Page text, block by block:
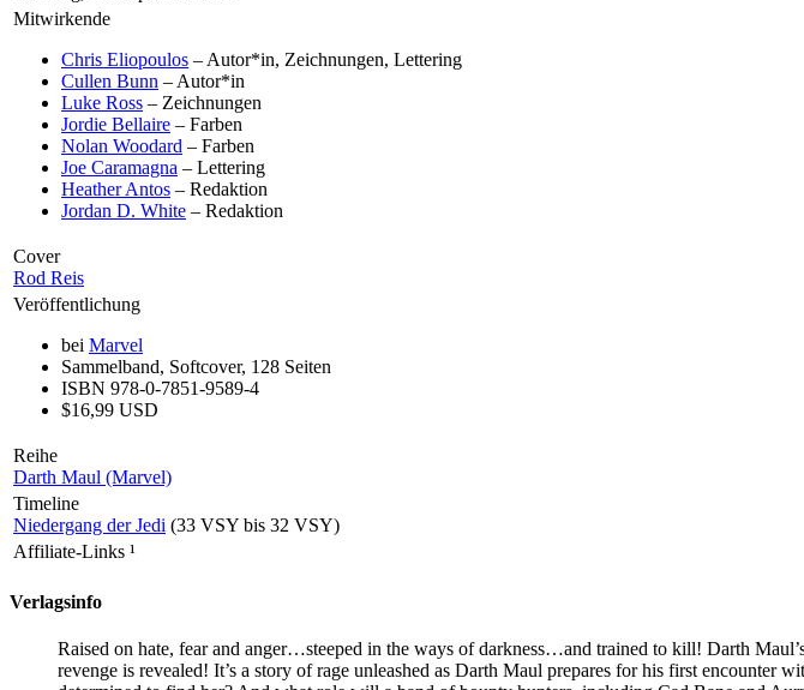
Mitwirkende
Chris Eliopoulos – Autor*in, Zeichnungen, Lettering
Cullen Bunn – Autor*in
Luke Ross – Zeichnungen
Jordie Bellaire – Farben
Nolan Woodard – Farben
Joe Caramagna – Lettering
Heather Antos – Redaktion
Jordan D. White – Redaktion
Cover
Rod Reis
Veröffentlichung
bei Marvel
Sammelband, Softcover, 128 Seiten
ISBN 978-0-7851-9589-4
$16,99 USD
Reihe
Darth Maul (Marvel)
Timeline
Niedergang der Jedi (33 VSY bis 32 VSY)
Affiliate-Links ¹
Verlagsinfo
Raised on hate, fear and anger…steeped in the ways of darkness…and trained to kill! Darth
revenge is revealed! It’s a story of rage unleashed as Darth Maul prepares for his first encounter